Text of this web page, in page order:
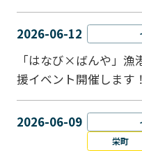
2026-06-12
「はなび×ばんや」漁
援イベント開催します！
2026-06-09
栄町